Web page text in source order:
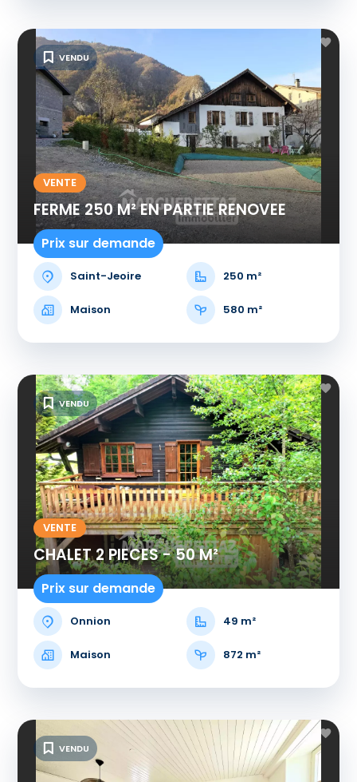
VENTE
FERME 250 M² EN PARTIE RENOVEE
Prix sur demande
Saint-Jeoire 250 m²
Maison 580 m²
VENDU
VENTE
CHALET 2 PIECES - 50 M²
Prix sur demande
Onnion 49 m²
Maison 872 m²
VENDU
VENDU